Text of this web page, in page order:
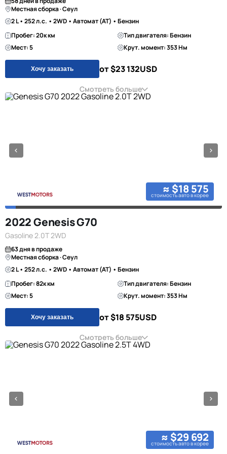
Местная сборка · Сеул
2 L • 252 л.с. • 2WD • Автомат (AT) • Бензин
Пробег: 20к км
Тип двигателя: Бензин
Мест: 5
Крут. момент: 353 Нм
Хочу заказать от $23 132USD
Смотреть больше
≈ $18 575
стоимость авто в корее
2022 Genesis G70
Gasoline 2.0T 2WD
63 дня в продаже
Местная сборка · Сеул
2 L • 252 л.с. • 2WD • Автомат (AT) • Бензин
Пробег: 82к км
Тип двигателя: Бензин
Мест: 5
Крут. момент: 353 Нм
Хочу заказать от $18 575USD
Смотреть больше
≈ $29 692
стоимость авто в корее